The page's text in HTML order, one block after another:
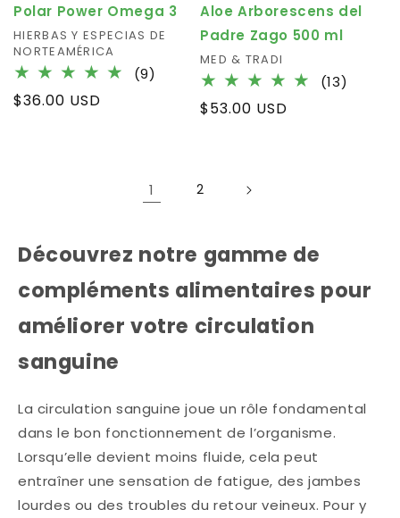
Polar Power Omega 3
Vendor:
HIERBAS Y ESPECIAS DE
NORTEAMÉRICA
(9)
reviews
Regular
$36.00 USD
Aloe Arborescens del
Padre Zago 500 ml
Vendor:
MED & TRADI
(13)
Regular
$53.00 USD
1 2
Découvrez notre gamme de
compléments alimentaires pour
améliorer votre circulation
sanguine
La circulation sanguine joue un rôle fondamental
dans le bon fonctionnement de l’organisme.
Lorsqu’elle devient moins fluide, cela peut
entraîner une sensation de fatigue, des jambes
lourdes ou des troubles du retour veineux. Pour y